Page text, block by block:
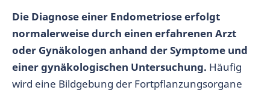
Die Diagnose einer Endometriose erfolgt
normalerweise durch einen erfahrenen Arzt
oder Gynäkologen anhand der Symptome und
einer gynäkologischen Untersuchung. Häufig
wird eine Bildgebung der Fortpflanzungsorgane